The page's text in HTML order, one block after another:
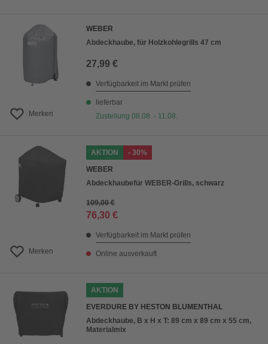
Merken
WEBER
Abdeckhaube, für Holzkohlegrills 47 cm
27,99 €
Verfügbarkeit im Markt prüfen
lieferbar
Zustellung 08.08. - 11.08.
Merken
AKTION
- 30%
WEBER
Abdeckhaubefür WEBER-Grills, schwarz
109,00 €
76,30 €
Verfügbarkeit im Markt prüfen
Online ausverkauft
AKTION
EVERDURE BY HESTON BLUMENTHAL
Abdeckhaube, B x H x T: 89 cm x 89 cm x 55 cm,
Materialmix